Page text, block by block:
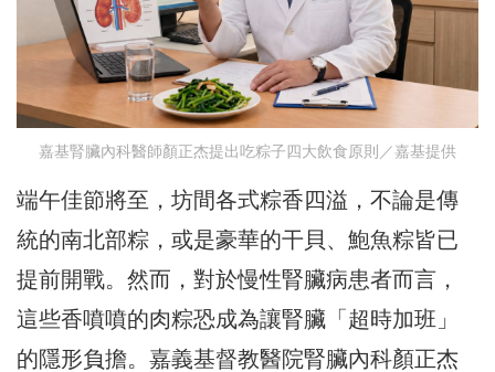
嘉基腎臟內科醫師顏正杰提出吃粽子四大飲食原則／嘉基提供
端午佳節將至，坊間各式粽香四溢，不論是傳
統的南北部粽，或是豪華的干貝、鮑魚粽皆已
提前開戰。然而，對於慢性腎臟病患者而言，
這些香噴噴的肉粽恐成為讓腎臟「超時加班」
的隱形負擔。嘉義基督教醫院腎臟內科顏正杰